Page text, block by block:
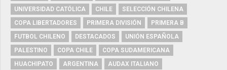
UNIVERSIDAD CATÓLICA
CHILE
SELECCIÓN CHILENA
COPA LIBERTADORES
PRIMERA DIVISIÓN
PRIMERA B
FUTBOL CHILENO
DESTACADOS
UNIÓN ESPAÑOLA
PALESTINO
COPA CHILE
COPA SUDAMERICANA
HUACHIPATO
ARGENTINA
AUDAX ITALIANO